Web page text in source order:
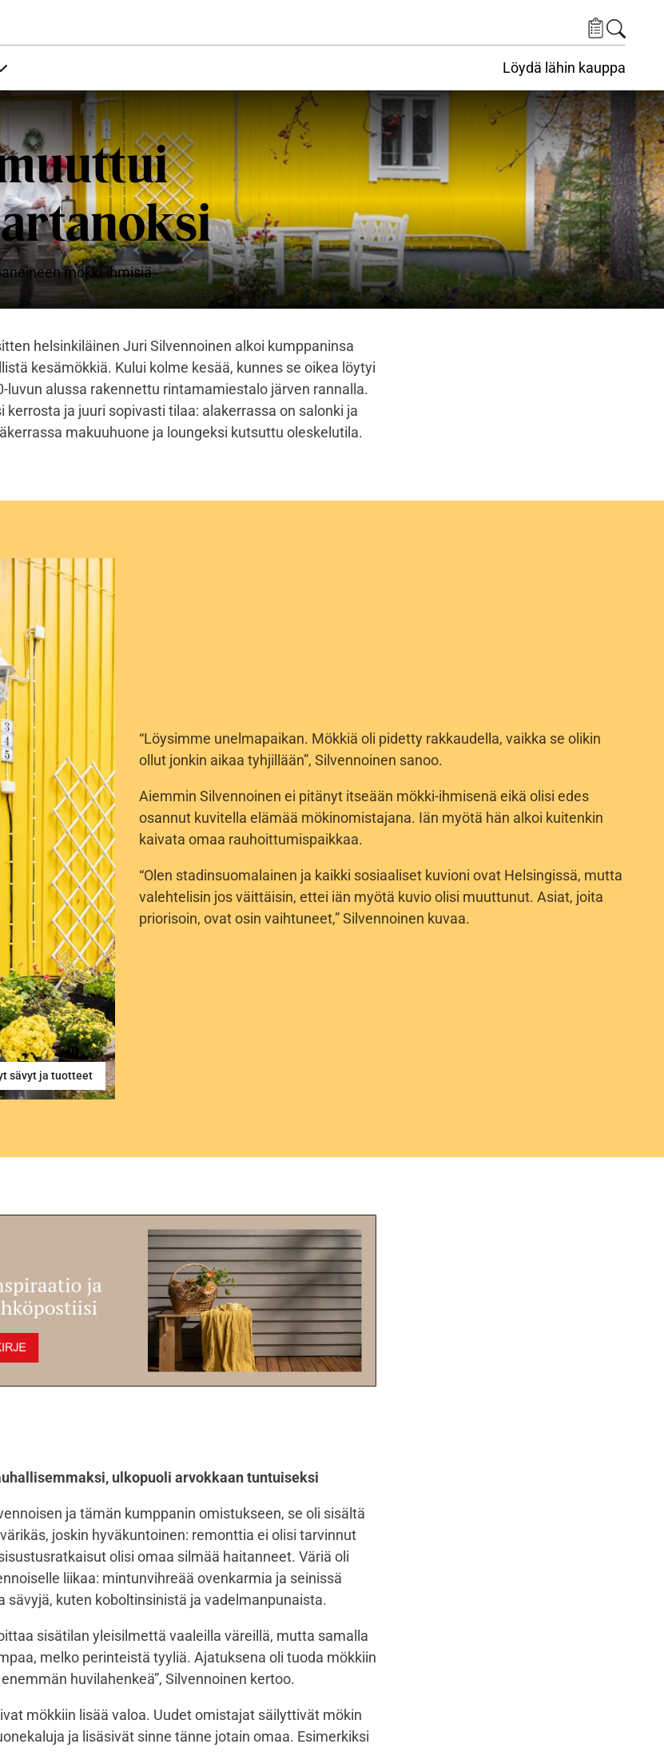
Löydä lähin kauppa
mökki-ihmisiä.
helsinkiläinen Juri Silvennoinen alkoi kumppaninsa
kesämökkiä. Kului kolme kesää, kunnes se oikea löytyi
luvun alussa rakennettu rintamamiestalo järven rannalla.
kerrosta ja juuri sopivasti tilaa: alakerrassa on salonki ja
makuuhuone ja loungeksi kutsuttu oleskelutila.
sävyt ja tuotteet
“Löysimme unelmapaikan. Mökkiä oli pidetty rakkaudella, vaikka se olikin
ollut jonkin aikaa tyhjillään”, Silvennoinen sanoo.
Aiemmin Silvennoinen ei pitänyt itseään mökki-ihmisenä eikä olisi edes
osannut kuvitella elämää mökinomistajana. Iän myötä hän alkoi kuitenkin
kaivata omaa rauhoittumispaikkaa.
“Olen stadinsuomalainen ja kaikki sosiaaliset kuvioni ovat Helsingissä, mutta
valehtelisin jos väittäisin, ettei iän myötä kuvio olisi muuttunut. Asiat, joita
priorisoin, ovat osin vaihtuneet,” Silvennoinen kuvaa.
ulkopuoli arvokkaan tuntuiseksi
ja tämän kumppanin omistukseen, se oli sisältä
joskin hyväkuntoinen: remonttia ei olisi tarvinnut
olisi omaa silmää haitanneet. Väriä oli
liikaa: mintunvihreää ovenkarmia ja seinissä
sävyjä, kuten koboltinsinistä ja vadelmanpunaista.
sisätilan yleisilmettä vaaleilla väreillä, mutta samalla
melko perinteistä tyyliä. Ajatuksena oli tuoda mökkiin
huvilahenkeä”, Silvennoinen kertoo.
mökkiin lisää valoa. Uudet omistajat säilyttivät mökin
ja lisäsivät sinne tänne jotain omaa. Esimerkiksi